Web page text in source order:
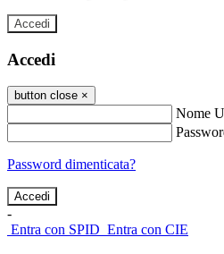
Accedi
Accedi
button close ×
Nome
Password dimenticata?
-
Entra con SPID Entra con CIE